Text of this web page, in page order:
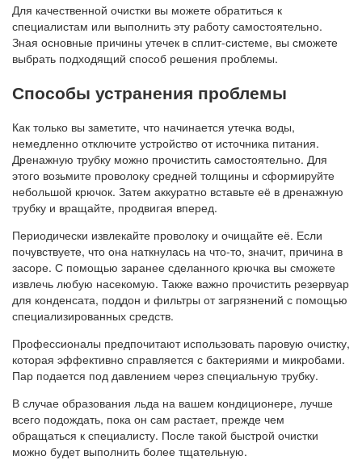
Для качественной очистки вы можете обратиться к
специалистам или выполнить эту работу самостоятельно.
Зная основные причины утечек в сплит-системе, вы сможете
выбрать подходящий способ решения проблемы.
Способы устранения проблемы
Как только вы заметите, что начинается утечка воды,
немедленно отключите устройство от источника питания.
Дренажную трубку можно прочистить самостоятельно. Для
этого возьмите проволоку средней толщины и сформируйте
небольшой крючок. Затем аккуратно вставьте её в дренажную
трубку и вращайте, продвигая вперед.
Периодически извлекайте проволоку и очищайте её. Если
почувствуете, что она наткнулась на что-то, значит, причина в
засоре. С помощью заранее сделанного крючка вы сможете
извлечь любую насекомую. Также важно прочистить резервуар
для конденсата, поддон и фильтры от загрязнений с помощью
специализированных средств.
Профессионалы предпочитают использовать паровую очистку,
которая эффективно справляется с бактериями и микробами.
Пар подается под давлением через специальную трубку.
В случае образования льда на вашем кондиционере, лучше
всего подождать, пока он сам растает, прежде чем
обращаться к специалисту. После такой быстрой очистки
можно будет выполнить более тщательную.